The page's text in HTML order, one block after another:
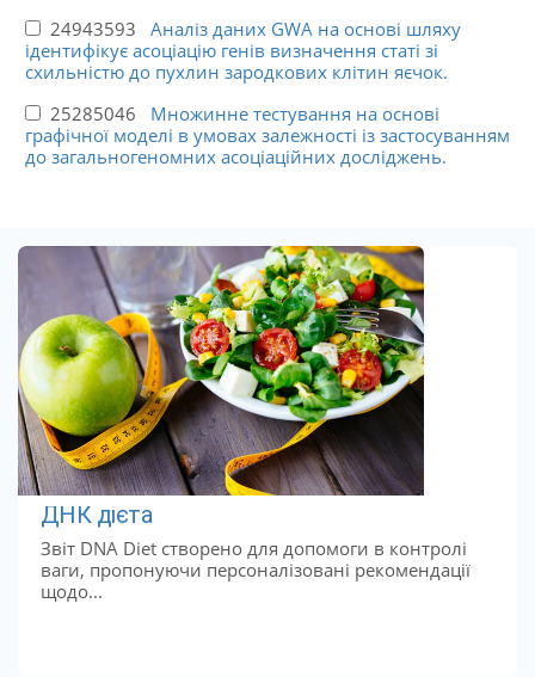
24943593 Аналіз даних GWA на основі шляху
ідентифікує асоціацію генів визначення статі зі
схильністю до пухлин зародкових клітин яєчок.
25285046 Множинне тестування на основі
графічної моделі в умовах залежності із застосуванням
до загальногеномних асоціаційних досліджень.
ДНК дієта
Звіт DNA Diet створено для допомоги в контролі
ваги, пропонуючи персоналізовані рекомендації
щодо...